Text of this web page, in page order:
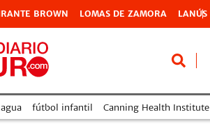
BROWN LOMAS DE ZAMORA LANÚS
agua fútbol infantil Canning Health Institute